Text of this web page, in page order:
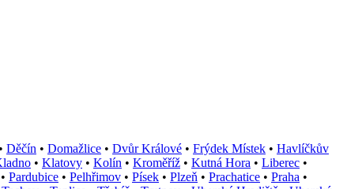
• Děčín • Domažlice • Dvůr Králové • Frýdek Místek • Havlíčkův
• Klatovy • Kolín • Kroměříž • Kutná Hora • Liberec •
• Pardubice • Pelhřimov • Písek • Plzeň • Prachatice • Praha •